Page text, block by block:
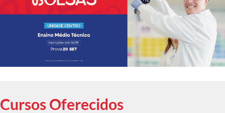
Cursos Oferecidos